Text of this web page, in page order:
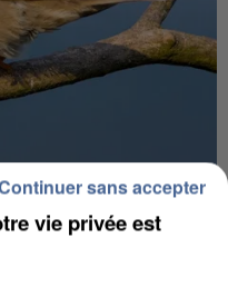
LES REFUGES
vie privée est
sans accepter